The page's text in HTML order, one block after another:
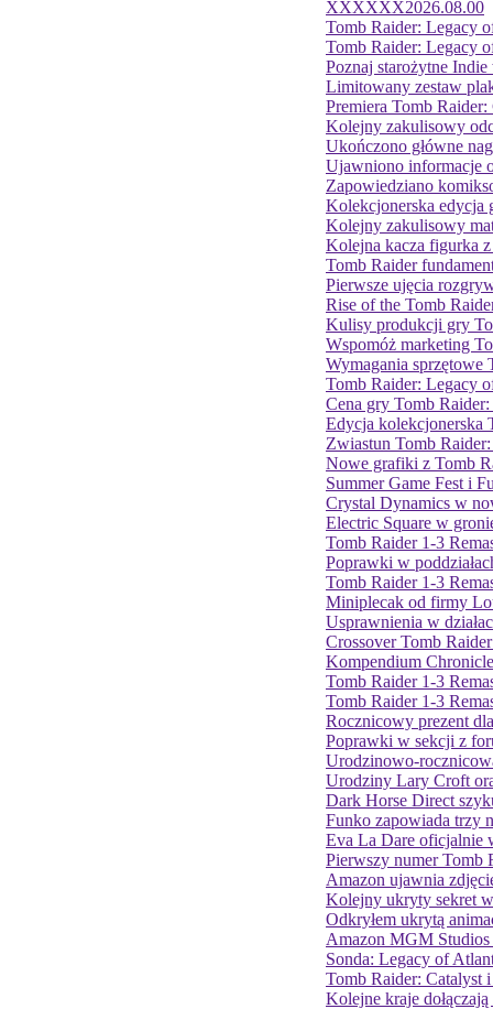
XXXXXX2026.08.00
Tomb Raider: Legacy
Tomb Raider: Legacy
Poznaj starożytne
Limitowany zestaw
Premiera Tomb
Kolejny zakulisowy
Ukończono główne
Ujawniono informacje
Zapowiedziano
Kolekcjonerska edycja
Kolejny zakulisowy
Kolejna kacza figurka
Tomb Raider
Pierwsze ujęcia
Rise of the Tomb
Kulisy produkcji gry
Wspomóż marketing
Wymagania sprzętowe
Tomb Raider: Legacy
Cena gry Tomb
Edycja kolekcjonerska
Zwiastun Tomb
Nowe grafiki z Tomb
Summer Game Fest i
Crystal Dynamics w
Electric Square w
Tomb Raider 1-3
Poprawki w
Tomb Raider 1-3
Miniplecak od firmy
Usprawnienia w
Crossover Tomb
Kompendium
Tomb Raider 1-3
Tomb Raider 1-3
Rocznicowy prezent
Poprawki w sekcji z
Urodzinowo-
Urodziny Lary Croft
Dark Horse Direct
Funko zapowiada trzy
Eva La Dare oficjalnie
Pierwszy numer Tomb
Amazon ujawnia
Kolejny ukryty sekret
Odkryłem ukrytą
Amazon MGM
Sonda: Legacy of
Tomb Raider: Catalyst
Kolejne kraje